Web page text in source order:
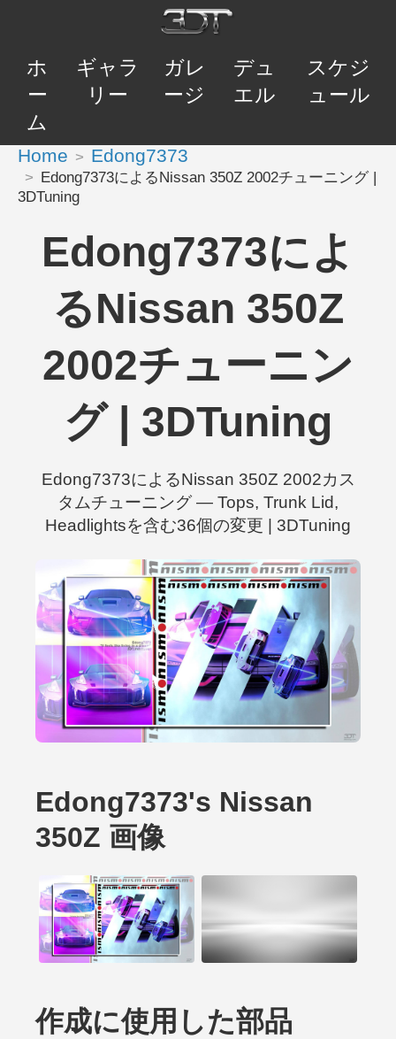
ホ
ー
ム
ギャラ
リー
ガレ
ージ
デュ
エル
スケジ
ュール
Home Edong7373
Edong7373によるNissan 350Z 2002チューニング |
3DTuning
Edong7373によ
るNissan 350Z
2002チューニン
グ | 3DTuning
Edong7373によるNissan 350Z 2002カス
タムチューニング — Tops, Trunk Lid,
Headlightsを含む36個の変更 | 3DTuning
Edong7373's Nissan
350Z 画像
作成に使用した部品